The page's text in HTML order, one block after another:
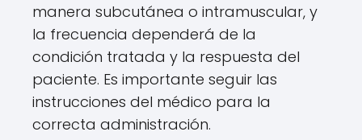
manera subcutánea o intramuscular, y
la frecuencia dependerá de la
condición tratada y la respuesta del
paciente. Es importante seguir las
instrucciones del médico para la
correcta administración.